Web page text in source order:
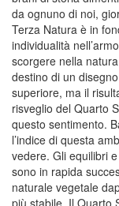
da ognuno di noi,
Terza Natura è in
individualità
scorgere nella
destino di un
superiore, ma il
risveglio del Quarto
questo sentimento.
l’indice di questa
vedere. Gli equilibri
sono in rapida
naturale vegetale
più stabile. Il Quarto